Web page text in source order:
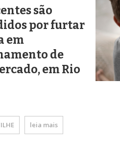
são
por furtar
em
de
em Rio
leia mais